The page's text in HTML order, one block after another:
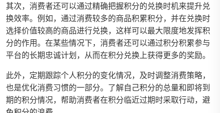
其次，消费者还可以通过精确把握积分的兑换时机来提升兑
换效率。例如，通过消费较多的商品积累积分，并在兑换时
选择价值较高的商品进行兑换，这样可以最大限度地发挥积
分的作用。在某些情况下，消费者还可以通过积分积累参与
平台的长期忠诚计划，从而在积分兑换上获得更多的奖励。
此外，定期跟踪个人积分的变化情况，及时调整消费策略，
也是优化消费习惯的一部分。了解自己积分的总量和即将到
期的积分情况，帮助消费者在积分临近过期时采取行动，避